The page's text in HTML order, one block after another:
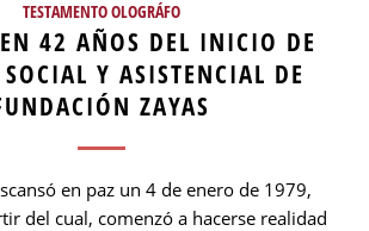
TESTAMENTO OLOGRÁFO
42 AÑOS DEL INICIO DE
Y ASISTENCIAL DE
ZAYAS
en paz un 4 de enero de 1979,
del cual, comenzó a hacerse realidad